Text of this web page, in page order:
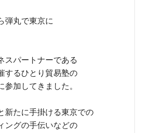
弾丸で東京に
スパートナーである
するひとり貿易塾の
参加してきました。
新たに手掛ける東京での
ングの手伝いなどの